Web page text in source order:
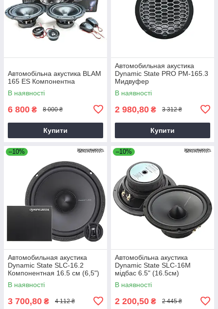
Автомобільна акустика BLAM
165 ES Компонентна
В наявності
6 800 ₴ 8 000 ₴
Купити
Автомобильная акустика
Dynamic State PRO PM-165.3
Мидвуфер
В наявності
2 980,80 ₴ 3 312 ₴
Купити
–10%
Автомобильная акустика
Dynamic State SLC-16.2
Компонентная 16.5 см (6,5")
В наявності
3 700,80 ₴ 4 112 ₴
–10%
Автомобільна акустика
Dynamic State SLC-16M
мідбас 6.5" (16.5см)
В наявності
2 200,50 ₴ 2 445 ₴